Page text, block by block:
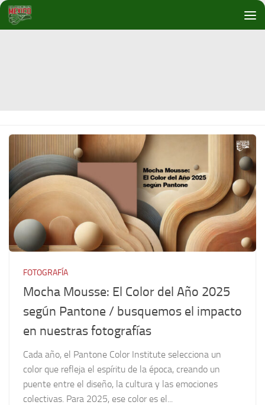
Debajo del contenido
FOTOGRAFÍA
Mocha Mousse: El Color del Año 2025
según Pantone / busquemos el impacto
en nuestras fotografías
Cada año, el Pantone Color Institute selecciona un
color que refleja el espíritu de la época, creando un
puente entre el diseño, la cultura y las emociones
colectivas. Para 2025, ese color es el...